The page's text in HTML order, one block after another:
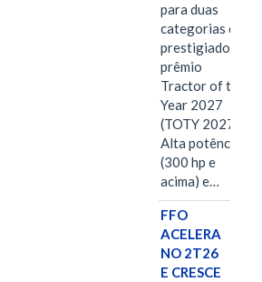
para duas
categorias do
prestigiado
prêmio
Tractor of the
Year 2027
(TOTY 2027:
Alta potência
(300 hp e
acima) e…
FFO
ACELERA
NO 2T26
E CRESCE